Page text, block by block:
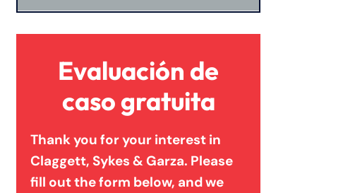
Evaluación de
caso gratuita
Thank you for your interest in
Claggett, Sykes & Garza. Please
fill out the form below, and we